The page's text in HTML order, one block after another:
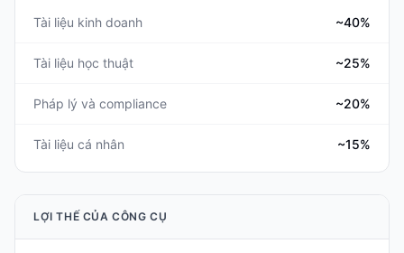
Tài liệu kinh doanh ~40%
Tài liệu học thuật ~25%
Pháp lý và compliance ~20%
Tài liệu cá nhân ~15%
LỢI THẾ CỦA CÔNG CỤ